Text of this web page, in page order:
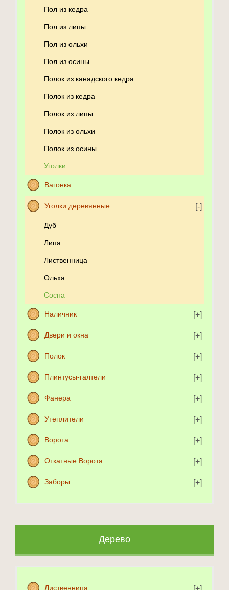
Пол из кедра
Пол из липы
Пол из ольхи
Пол из осины
Полок из канадского кедра
Полок из кедра
Полок из липы
Полок из ольхи
Полок из осины
Уголки
Вагонка
Уголки деревянные
Дуб
Липа
Лиственница
Ольха
Сосна
Наличник
Двери и окна
Полок
Плинтусы-галтели
Фанера
Утеплители
Ворота
Откатные Ворота
Заборы
Дерево
Лиственница